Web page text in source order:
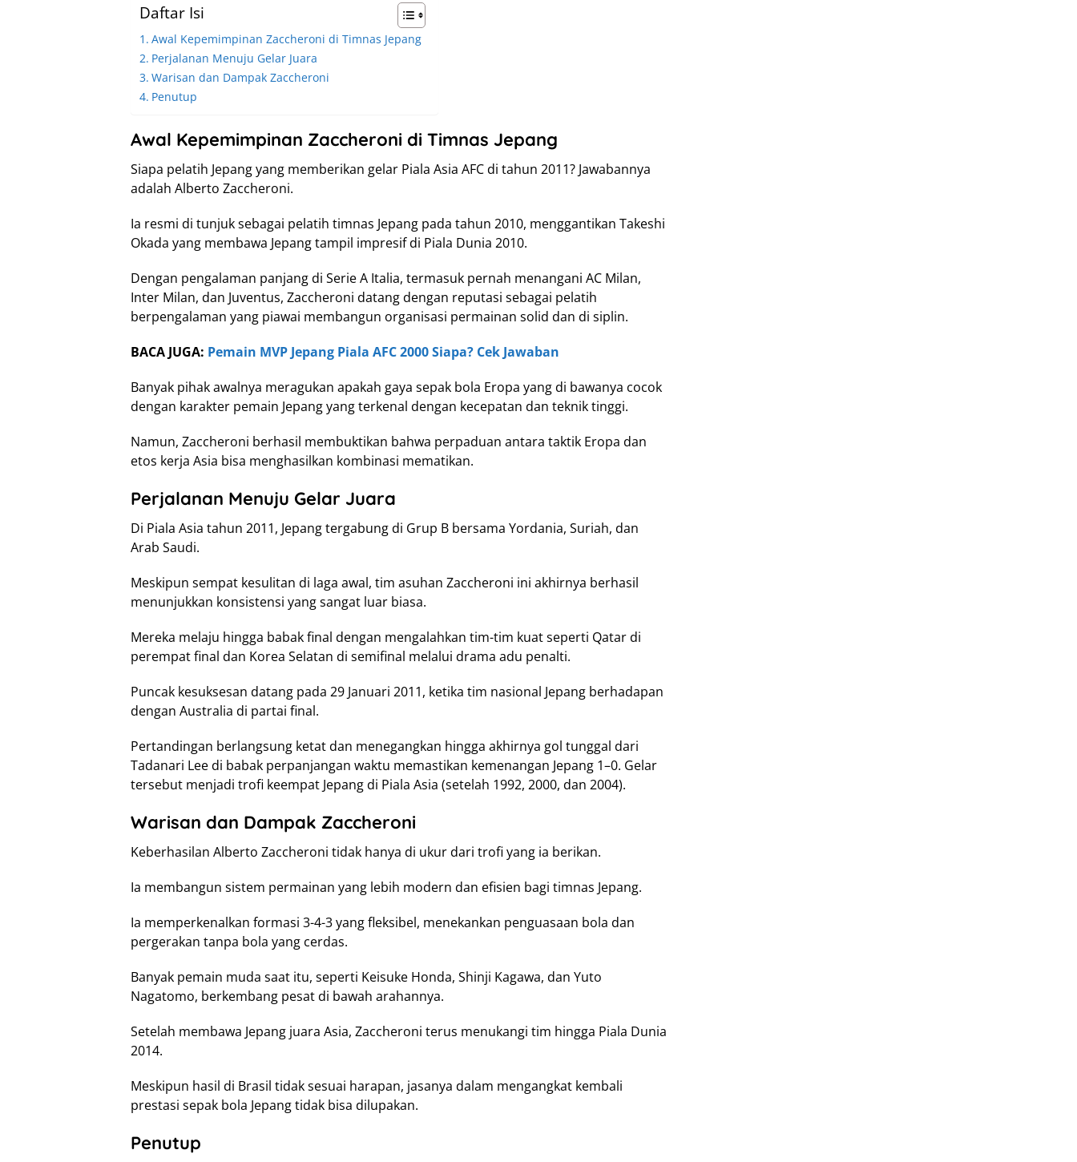
Daftar Isi
Awal Kepemimpinan Zaccheroni di Timnas Jepang
Perjalanan Menuju Gelar Juara
Warisan dan Dampak Zaccheroni
Penutup
Awal Kepemimpinan Zaccheroni di Timnas Jepang
Siapa pelatih Jepang yang memberikan gelar Piala Asia AFC di tahun 2011? Jawabannya
adalah Alberto Zaccheroni.
Ia resmi di tunjuk sebagai pelatih timnas Jepang pada tahun 2010, menggantikan Takeshi
Okada yang membawa Jepang tampil impresif di Piala Dunia 2010.
Dengan pengalaman panjang di Serie A Italia, termasuk pernah menangani AC Milan,
Inter Milan, dan Juventus, Zaccheroni datang dengan reputasi sebagai pelatih
berpengalaman yang piawai membangun organisasi permainan solid dan di siplin.
BACA JUGA: Pemain MVP Jepang Piala AFC 2000 Siapa? Cek Jawaban
Banyak pihak awalnya meragukan apakah gaya sepak bola Eropa yang di bawanya cocok
dengan karakter pemain Jepang yang terkenal dengan kecepatan dan teknik tinggi.
Namun, Zaccheroni berhasil membuktikan bahwa perpaduan antara taktik Eropa dan
etos kerja Asia bisa menghasilkan kombinasi mematikan.
Perjalanan Menuju Gelar Juara
Di Piala Asia tahun 2011, Jepang tergabung di Grup B bersama Yordania, Suriah, dan
Arab Saudi.
Meskipun sempat kesulitan di laga awal, tim asuhan Zaccheroni ini akhirnya berhasil
menunjukkan konsistensi yang sangat luar biasa.
Mereka melaju hingga babak final dengan mengalahkan tim-tim kuat seperti Qatar di
perempat final dan Korea Selatan di semifinal melalui drama adu penalti.
Puncak kesuksesan datang pada 29 Januari 2011, ketika tim nasional Jepang berhadapan
dengan Australia di partai final.
Pertandingan berlangsung ketat dan menegangkan hingga akhirnya gol tunggal dari
Tadanari Lee di babak perpanjangan waktu memastikan kemenangan Jepang 1–0. Gelar
tersebut menjadi trofi keempat Jepang di Piala Asia (setelah 1992, 2000, dan 2004).
Warisan dan Dampak Zaccheroni
Keberhasilan Alberto Zaccheroni tidak hanya di ukur dari trofi yang ia berikan.
Ia membangun sistem permainan yang lebih modern dan efisien bagi timnas Jepang.
Ia memperkenalkan formasi 3-4-3 yang fleksibel, menekankan penguasaan bola dan
pergerakan tanpa bola yang cerdas.
Banyak pemain muda saat itu, seperti Keisuke Honda, Shinji Kagawa, dan Yuto
Nagatomo, berkembang pesat di bawah arahannya.
Setelah membawa Jepang juara Asia, Zaccheroni terus menukangi tim hingga Piala Dunia
2014.
Meskipun hasil di Brasil tidak sesuai harapan, jasanya dalam mengangkat kembali
prestasi sepak bola Jepang tidak bisa dilupakan.
Penutup